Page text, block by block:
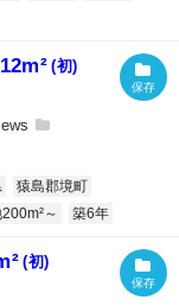
(初)
猿島郡境町
～ 築6年
(初)